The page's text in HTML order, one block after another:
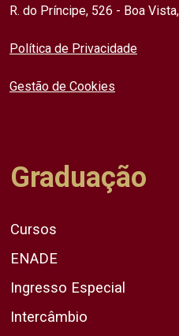
R. do Príncipe, 526 - Boa
Política de Privacidade
Gestão de Cookies
Graduação
Cursos
ENADE
Ingresso Especial
Intercâmbio